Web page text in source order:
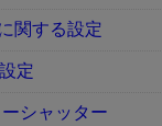
関する設定
定
シャッター